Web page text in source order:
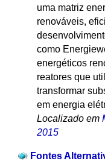
uma matriz
renováveis,
como
energéticos
reatores que
transformar
em energia
Localizado em
2015
Fontes